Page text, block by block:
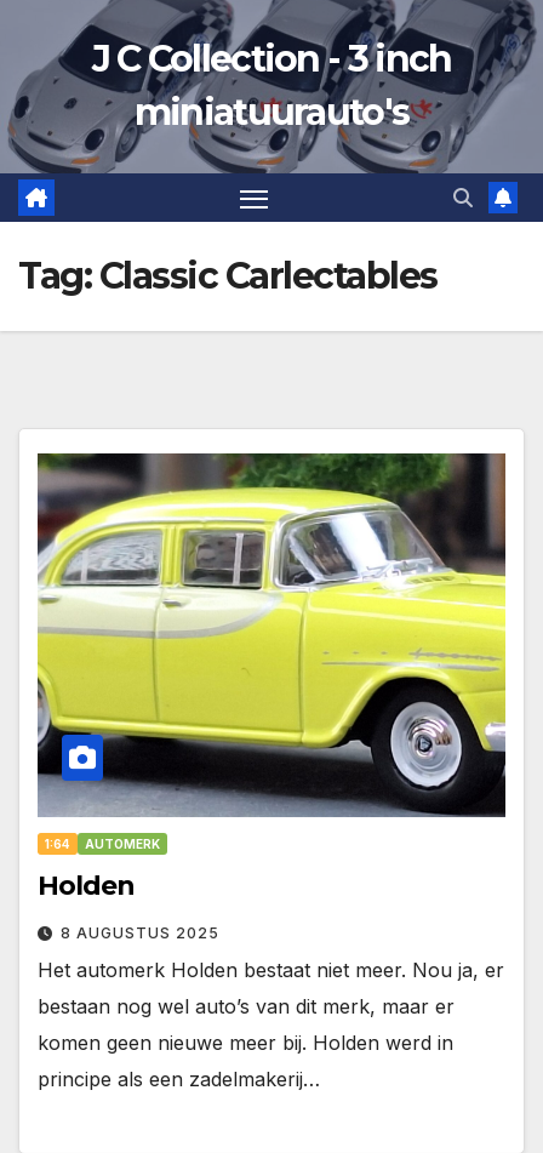
de
inhoud
J C Collection - 3 inch
miniatuurauto's
Tag:Classic Carlectables
1:64 AUTOMERK
Holden
8 AUGUSTUS 2025
Het automerk Holden bestaat niet meer. Nou ja, er
bestaan nog wel auto’s van dit merk, maar er
komen geen nieuwe meer bij. Holden werd in
principe als een zadelmakerij…